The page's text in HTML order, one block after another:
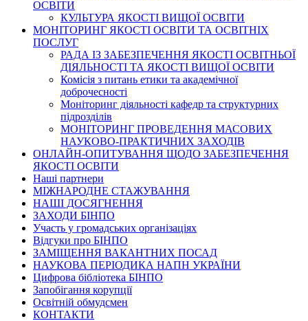
ОСВІТИ
КУЛЬТУРА ЯКОСТІ ВИЩОЇ ОСВІТИ
МОНІТОРИНГ ЯКОСТІ ОСВІТИ ТА ОСВІТНІХ
ПОСЛУГ
РАДА ІЗ ЗАБЕЗПЕЧЕННЯ ЯКОСТІ ОСВІТНЬОЇ
ДІЯЛЬНОСТІ ТА ЯКОСТІ ВИЩОЇ ОСВІТИ
Комісія з питань етики та академічної
доброчесності
Моніторинг діяльності кафедр та структурних
підрозділів
МОНІТОРИНГ ПРОВЕДЕННЯ МАСОВИХ
НАУКОВО-ПРАКТИЧНИХ ЗАХОДІВ
ОНЛАЙН-ОПИТУВАННЯ ЩОДО ЗАБЕЗПЕЧЕННЯ
ЯКОСТІ ОСВІТИ
Наші партнери
МІЖНАРОДНЕ СТАЖУВАННЯ
НАШІ ДОСЯГНЕННЯ
ЗАХОДИ БІНПО
Участь у громадських організаціях
Відгуки про БІНПО
ЗАМІЩЕННЯ ВАКАНТНИХ ПОСАД
НАУКОВА ПЕРІОДИКА НАПН УКРАЇНИ
Цифрова бібліотека БІНПО
Запобігання корупції
Освітній обмудсмен
КОНТАКТИ